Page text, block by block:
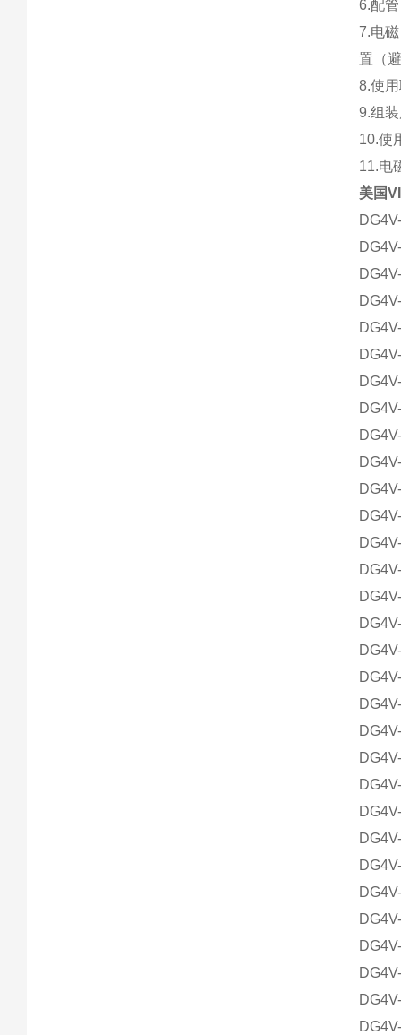
6.配
7.电
置（
8.使
9.组
10.使
11.电
美国